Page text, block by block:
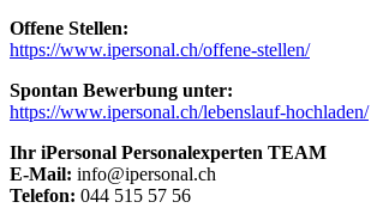
Offene Stellen:
https://www.ipersonal.ch/offene-stellen/
Spontan Bewerbung unter:
https://www.ipersonal.ch/lebenslauf-hochladen/
Ihr iPersonal Personalexperten TEAM
E-Mail: info@ipersonal.ch
Telefon: 044 515 57 56